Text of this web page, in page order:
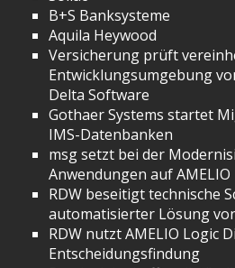
B+S Banksysteme
Aquila Heywood
Versicherung prüft
Entwicklungsumgebung
Delta Software
Gothaer Systems startet
IMS-Datenbanken
msg setzt bei der
Anwendungen auf
RDW beseitigt technische
automatisierter Lösung
RDW nutzt AMELIO Logic
Entscheidungsfindung